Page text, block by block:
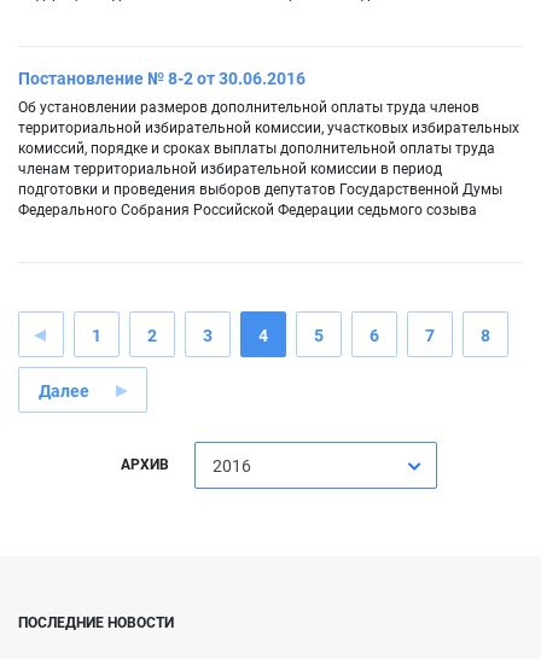
Постановление № 8-2 от 30.06.2016
Об установлении размеров дополнительной оплаты труда членов
территориальной избирательной комиссии, участковых избирательных
комиссий, порядке и сроках выплаты дополнительной оплаты труда
членам территориальной избирательной комиссии в период
подготовки и проведения выборов депутатов Государственной Думы
Федерального Собрания Российской Федерации седьмого созыва
1 2 3 4 5 6 7 8
Далее
АРХИВ 2016
ПОСЛЕДНИЕ НОВОСТИ